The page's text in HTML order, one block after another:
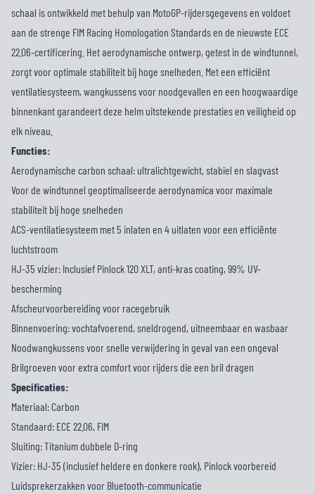
schaal is ontwikkeld met behulp van MotoGP-rijdersgegevens en voldoet
aan de strenge FIM Racing Homologation Standards en de nieuwste ECE
22.06-certificering. Het aerodynamische ontwerp, getest in de windtunnel,
zorgt voor optimale stabiliteit bij hoge snelheden. Met een efficiënt
ventilatiesysteem, wangkussens voor noodgevallen en een hoogwaardige
binnenkant garandeert deze helm uitstekende prestaties en veiligheid op
elk niveau.
Functies:
Aerodynamische carbon schaal: ultralichtgewicht, stabiel en slagvast
Voor de windtunnel geoptimaliseerde aerodynamica voor maximale
stabiliteit bij hoge snelheden
ACS-ventilatiesysteem met 5 inlaten en 4 uitlaten voor een efficiënte
luchtstroom
HJ-35 vizier: Inclusief Pinlock 120 XLT, anti-kras coating, 99% UV-
bescherming
Afscheurvoorbereiding voor racegebruik
Binnenvoering: vochtafvoerend, sneldrogend, uitneembaar en wasbaar
Noodwangkussens voor snelle verwijdering in geval van een ongeval
Brilgroeven voor extra comfort voor rijders die een bril dragen
Specificaties:
Materiaal: Carbon
Standaard: ECE 22.06, FIM
Sluiting: Titanium dubbele D-ring
Vizier: HJ-35 (inclusief heldere en donkere rook), Pinlock voorbereid
Luidsprekerzakken voor Bluetooth-communicatie